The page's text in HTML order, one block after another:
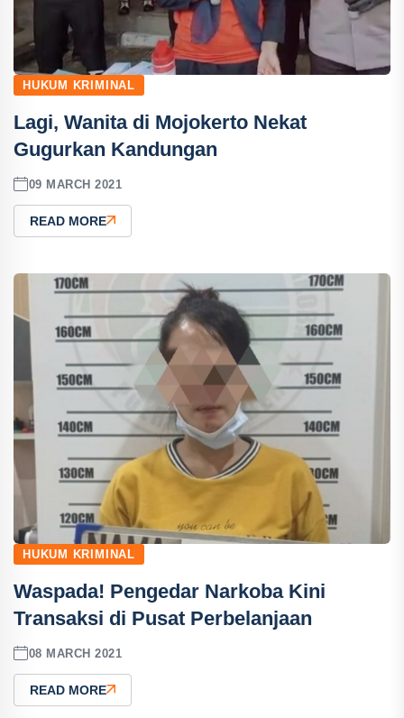
HUKUM KRIMINAL
Lagi, Wanita di Mojokerto Nekat
Gugurkan Kandungan
09 MARCH 2021
READ MORE
HUKUM KRIMINAL
Waspada! Pengedar Narkoba Kini
Transaksi di Pusat Perbelanjaan
08 MARCH 2021
READ MORE